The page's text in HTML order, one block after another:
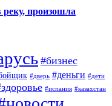
реку, произошла
#бизнес
#дверь #деньги #дети
#испания #казахстан